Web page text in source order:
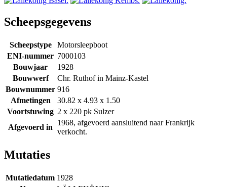
Scheepsgegevens
Scheepstype
Motorsleepboot
ENI-nummer 7000103
Bouwjaar
1928
Bouwwerf
Chr. Ruthof in Mainz-Kastel
Bouwnummer 916
Afmetingen
30.82 x 4.93 x 1.50
Voortstuwing 2 x 220 pk Sulzer
Afgevoerd in
1968, afgevoerd aansluitend naar Frankrijk
verkocht.
Mutaties
Mutatiedatum 1928